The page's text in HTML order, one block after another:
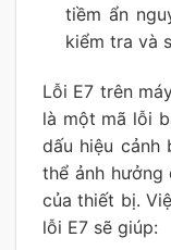
tiềm ẩn
kiểm tra và
Lỗi E7 trên
là một mã lỗi
dấu hiệu cảnh
thể ảnh hưởng
của thiết bị.
lỗi E7 sẽ giúp: